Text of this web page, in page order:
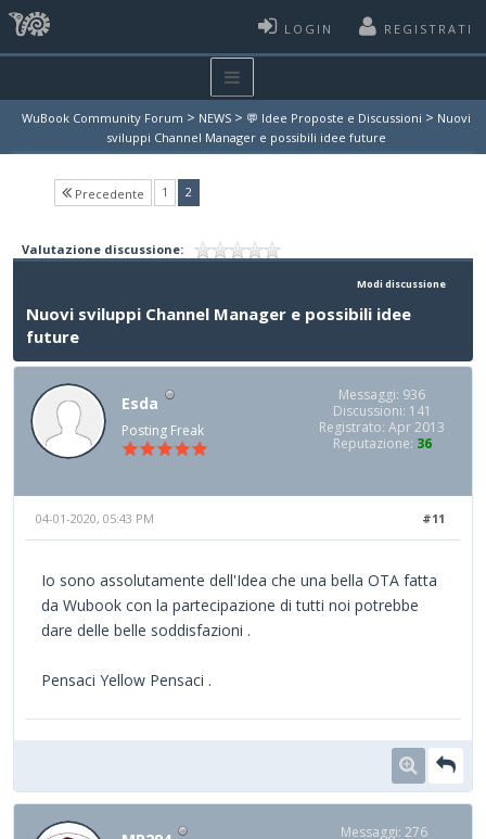
LOGIN REGISTRATI
WuBook Community Forum > NEWS > 💬 Idee Proposte e Discussioni > Nuovi
sviluppi Channel Manager e possibili idee future
Precedente 1 2(current)
Valutazione discussione:
Modi discussione
Nuovi sviluppi Channel Manager e possibili idee
future
Esda
Posting Freak
Messaggi: 936
Discussioni: 141
Registrato: Apr 2013
Reputazione: 36
#11
04-01-2020, 05:43 PM
Io sono assolutamente dell'Idea che una bella OTA fatta
da Wubook con la partecipazione di tutti noi potrebbe
dare delle belle soddisfazioni .
Pensaci Yellow Pensaci .
Messaggi: 276